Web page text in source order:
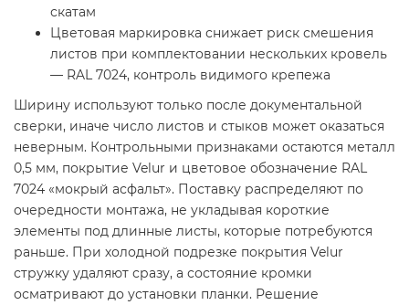
скатам
Цветовая маркировка снижает риск смешения
листов при комплектовании нескольких кровель
— RAL 7024, контроль видимого крепежа
Ширину используют только после документальной
сверки, иначе число листов и стыков может оказаться
неверным. Контрольными признаками остаются металл
0,5 мм, покрытие Velur и цветовое обозначение RAL
7024 «мокрый асфальт». Поставку распределяют по
очередности монтажа, не укладывая короткие
элементы под длинные листы, которые потребуются
раньше. При холодной подрезке покрытия Velur
стружку удаляют сразу, а состояние кромки
осматривают до установки планки. Решение